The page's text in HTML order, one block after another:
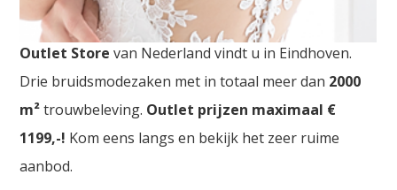
Bruidskledij Vilvoorde. Degrootste Bruidskledij
Outlet Store van Nederland vindt u in Eindhoven.
Drie bruidsmodezaken met in totaal meer dan 2000
m²trouwbeleving. Outlet prijzen maximaal €
1199,-! Kom eens langs en bekijk het zeer ruime
aanbod.